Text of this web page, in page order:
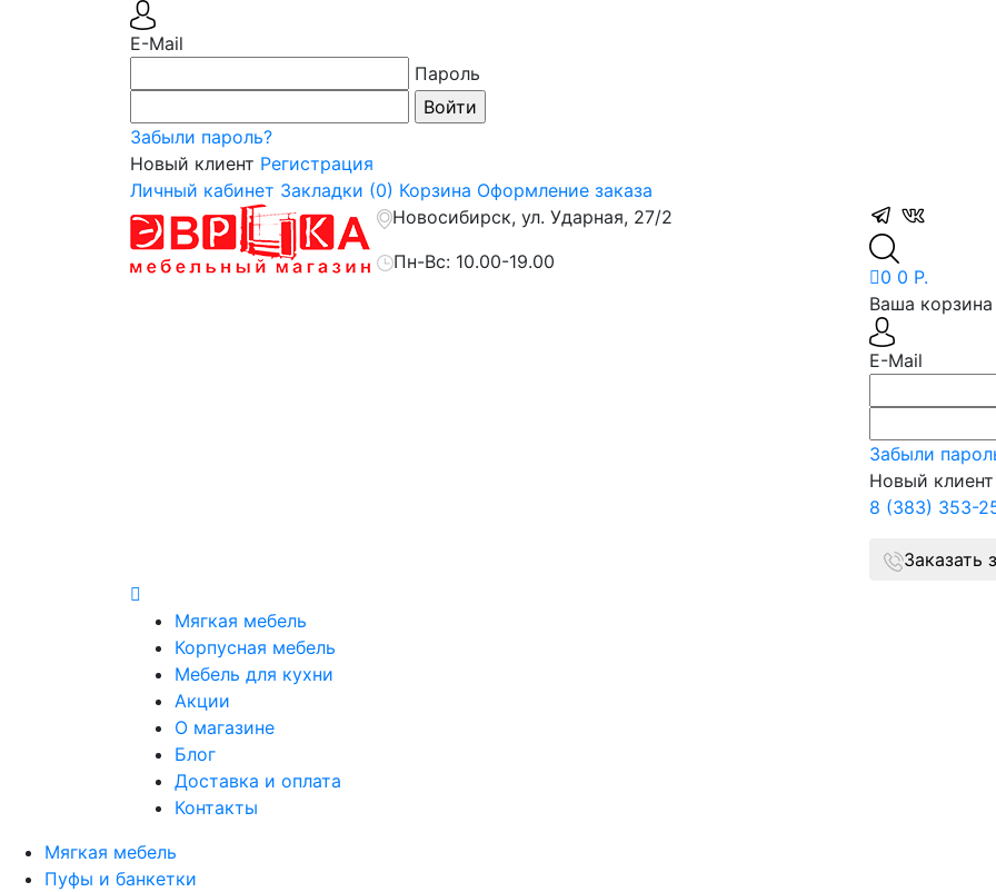
E-Mail
Пароль
Забыли пароль?
Новый клиент Регистрация
Личный кабинет Закладки (0) Корзина Оформление заказа
Новосибирск, ул. Ударная, 27/2
Пн-Вс: 10.00-19.00
0 0 Р.
Ваша корзина
E-Mail
Забыли
Новый клиент
8 (383) 353-
Заказать
Мягкая мебель
Корпусная мебель
Мебель для кухни
Акции
О магазине
Блог
Доставка и оплата
Контакты
Мягкая мебель
Пуфы и банкетки